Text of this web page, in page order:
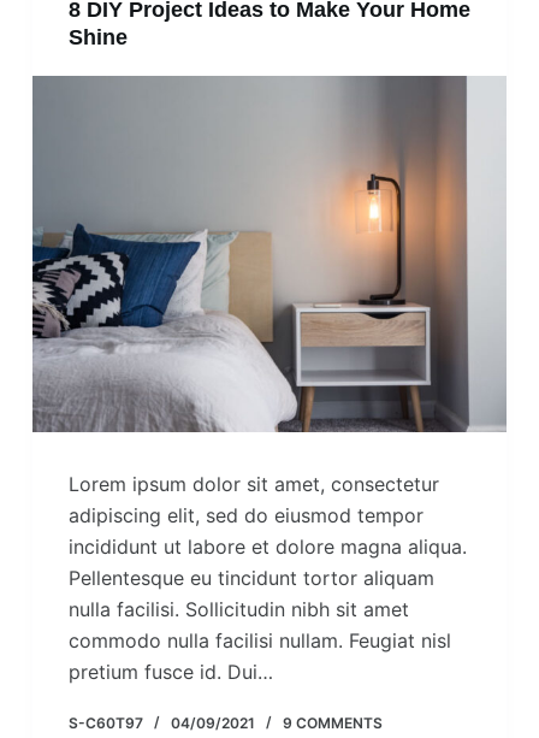
8 DIY Project Ideas to Make Your Home
Shine
Lorem ipsum dolor sit amet, consectetur
adipiscing elit, sed do eiusmod tempor
incididunt ut labore et dolore magna aliqua.
Pellentesque eu tincidunt tortor aliquam
nulla facilisi. Sollicitudin nibh sit amet
commodo nulla facilisi nullam. Feugiat nisl
pretium fusce id. Dui…
S-C60T97 04/09/2021 9 COMMENTS